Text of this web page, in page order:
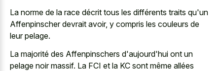
La norme de la race décrit tous les différents traits qu'un
Affenpinscher devrait avoir, y compris les couleurs de
leur pelage.
La majorité des Affenpinschers d'aujourd'hui ont un
pelage noir massif. La FCI et la KC sont même allées